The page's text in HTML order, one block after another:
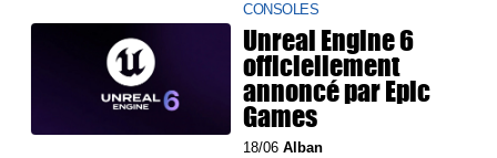
CONSOLES
Unreal Engine 6
officiellement
annoncé par Epic
Games
18/06Alban